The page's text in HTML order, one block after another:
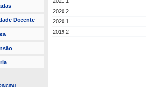
Docente
2020.2
2020.1
2019.2